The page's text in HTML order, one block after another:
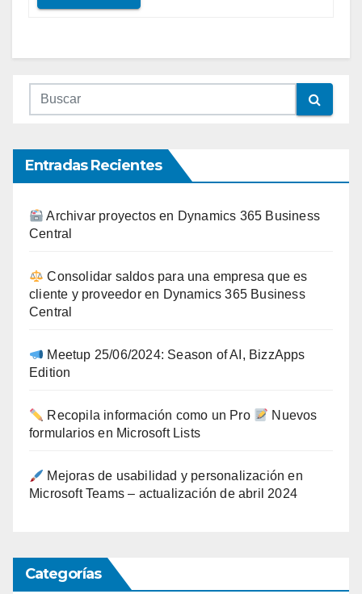
Entradas Recientes
Archivar proyectos en Dynamics 365 Business
Central
Consolidar saldos para una empresa que es
cliente y proveedor en Dynamics 365 Business
Central
Meetup 25/06/2024: Season of AI, BizzApps
Edition
Recopila información como un Pro
Nuevos
formularios en Microsoft Lists
Mejoras de usabilidad y personalización en
Microsoft Teams – actualización de abril 2024
Categorías